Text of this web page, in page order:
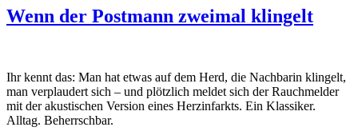
Wenn der Postmann zweimal klingelt
Ihr kennt das: Man hat etwas auf dem Herd, die Nachbarin klingelt,
man verplaudert sich – und plötzlich meldet sich der Rauchmelder
mit der akustischen Version eines Herzinfarkts. Ein Klassiker.
Alltag. Beherrschbar.